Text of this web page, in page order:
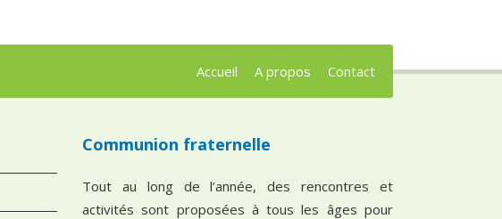
Accueil A propos Contact
Communion fraternelle
Tout au long de l’année, des rencontres et
activités sont proposées à tous les âges pour